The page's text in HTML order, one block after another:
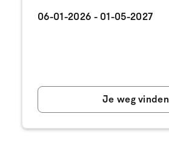
06-01-2026 - 01-05-2027
Je weg vinden